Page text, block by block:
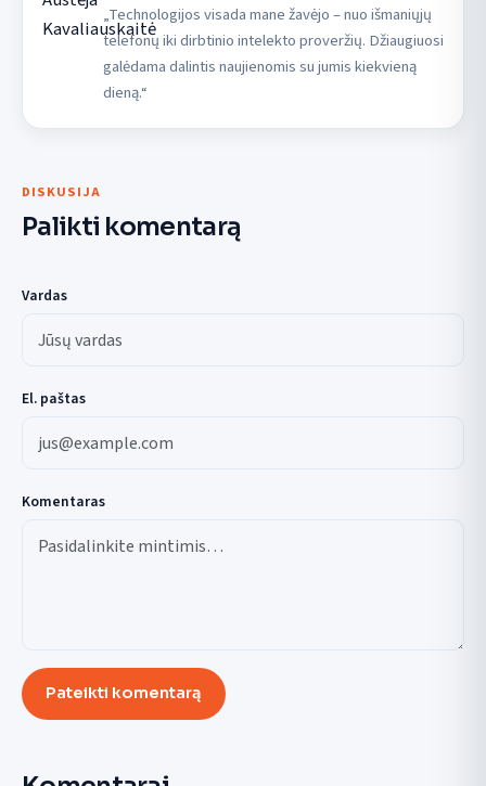
„Technologijos visada mane žavėjo – nuo išmaniųjų
telefonų iki dirbtinio intelekto proveržių. Džiaugiuosi
galėdama dalintis naujienomis su jumis kiekvieną
dieną.“
DISKUSIJA
Palikti komentarą
Vardas
El. paštas
Komentaras
Pateikti komentarą